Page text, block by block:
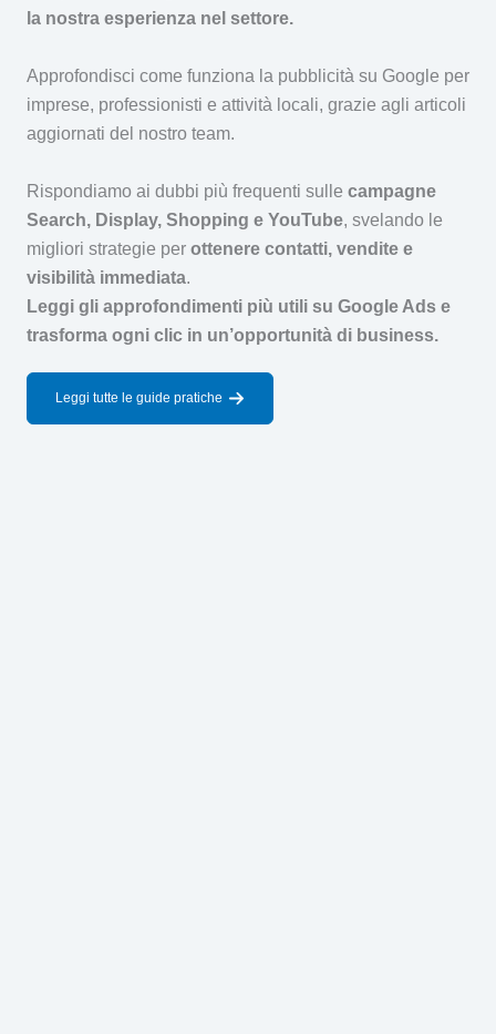
la nostra esperienza nel settore.
Approfondisci come funziona la pubblicità su Google per
imprese, professionisti e attività locali, grazie agli articoli
aggiornati del nostro team.
Rispondiamo ai dubbi più frequenti sulle campagne
Search, Display, Shopping e YouTube, svelando le
migliori strategie per ottenere contatti, vendite e
visibilità immediata.
Leggi gli approfondimenti più utili su Google Ads e
trasforma ogni clic in un’opportunità di business.
Leggi tutte le guide pratiche